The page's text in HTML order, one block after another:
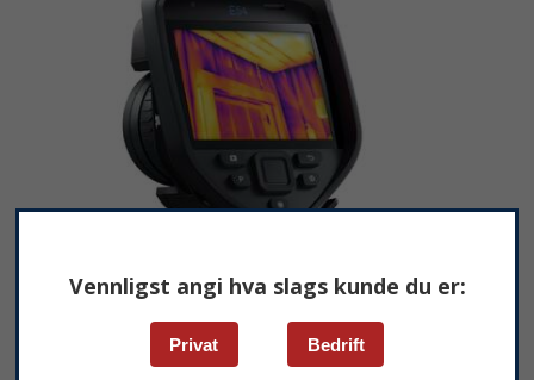
Vennligst angi hva slags kunde du er:
Privat Bedrift